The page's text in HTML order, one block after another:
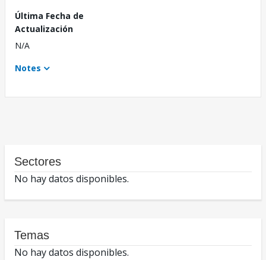
Última Fecha de
Actualización
N/A
Notes
Sectores
No hay datos disponibles.
Temas
No hay datos disponibles.